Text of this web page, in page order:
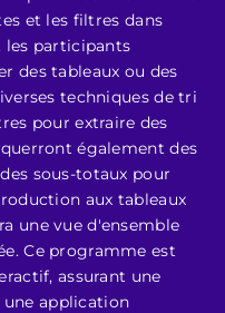
et les filtres dans
les participants
des tableaux ou des
techniques de tri
pour extraire des
également des
sous-totaux pour
aux tableaux
une vue d'ensemble
Ce programme est
assurant une
application